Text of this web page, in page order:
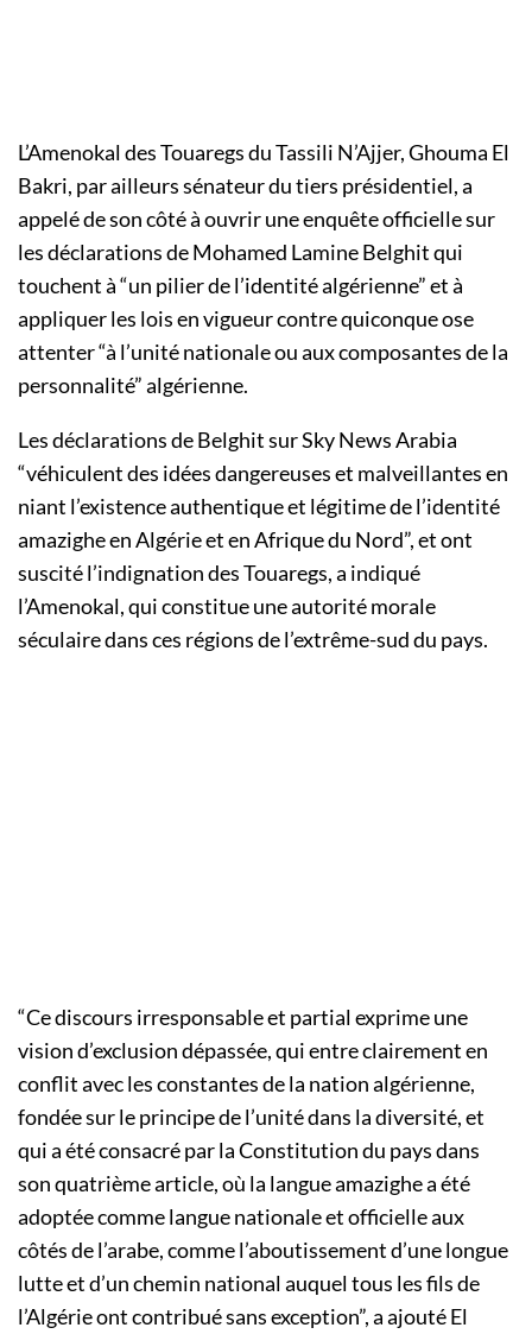
L’Amenokal des Touaregs du Tassili N’Ajjer, Ghouma El
Bakri, par ailleurs sénateur du tiers présidentiel, a
appelé de son côté à ouvrir une enquête officielle sur
les déclarations de Mohamed Lamine Belghit qui
touchent à “un pilier de l’identité algérienne” et à
appliquer les lois en vigueur contre quiconque ose
attenter “à l’unité nationale ou aux composantes de la
personnalité” algérienne.
Les déclarations de Belghit sur Sky News Arabia
“véhiculent des idées dangereuses et malveillantes en
niant l’existence authentique et légitime de l’identité
amazighe en Algérie et en Afrique du Nord”, et ont
suscité l’indignation des Touaregs, a indiqué
l’Amenokal, qui constitue une autorité morale
séculaire dans ces régions de l’extrême-sud du pays.
“Ce discours irresponsable et partial exprime une
vision d’exclusion dépassée, qui entre clairement en
conflit avec les constantes de la nation algérienne,
fondée sur le principe de l’unité dans la diversité, et
qui a été consacré par la Constitution du pays dans
son quatrième article, où la langue amazighe a été
adoptée comme langue nationale et officielle aux
côtés de l’arabe, comme l’aboutissement d’une longue
lutte et d’un chemin national auquel tous les fils de
l’Algérie ont contribué sans exception”, a ajouté El